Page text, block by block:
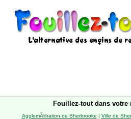
Fouillez-tout dans votre
AgglomÃ©ration de Sherbrooke | Ville de